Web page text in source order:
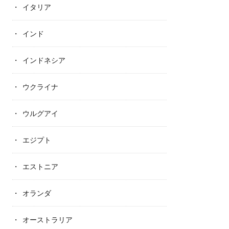
イタリア
インド
インドネシア
ウクライナ
ウルグアイ
エジプト
エストニア
オランダ
オーストラリア